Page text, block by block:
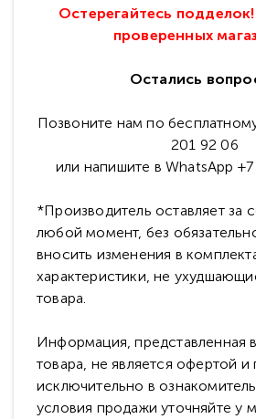
Остерегайтесь
проверенных
Остались
Позвоните нам по
201 92 06
или напишите в WhatsApp
*Производитель оставляет за
любой момент, без
вносить изменения в
характеристики, не
товара.
Информация, представленная
товара, не является офертой и
исключительно в
условия продажи уточняйте у